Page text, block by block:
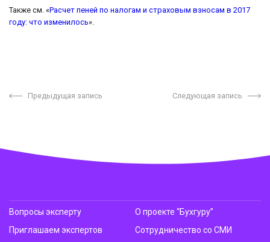
Также см. «Расчет пеней по налогам и страховым взносам в 2017
году: что изменилось».
Предыдущая запись Следующая запись
Вопросы эксперту
Приглашаем экспертов
О проекте “Бухгуру”
Сотрудничество со СМИ